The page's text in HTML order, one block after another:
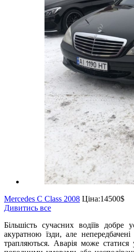
Mercedes C Class 2008 Ціна:14500$
Дивитись все
Більшість сучасних водіїв добре
акуратною їзди, але
трапляються. Аварія може статися